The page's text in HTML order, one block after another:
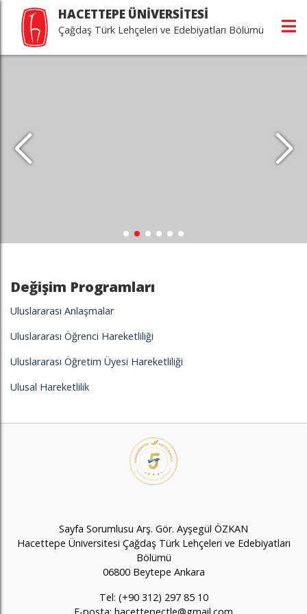
HACETTEPE ÜNİVERSİTESİ
Çağdaş Türk Lehçeleri ve Edebiyatları Bölümü
Değişim Programları
Uluslararası Anlaşmalar
Uluslararası Öğrenci Hareketliliği
Uluslararası Öğretim Üyesi Hareketliliği
Ulusal Hareketlilik
Sayfa Sorumlusu Arş. Gör. Ayşegül ÖZKAN
Hacettepe Üniversitesi Çağdaş Türk Lehçeleri ve Edebiyatları
Bölümü
06800 Beytepe Ankara
Tel: (+90 312) 297 85 10